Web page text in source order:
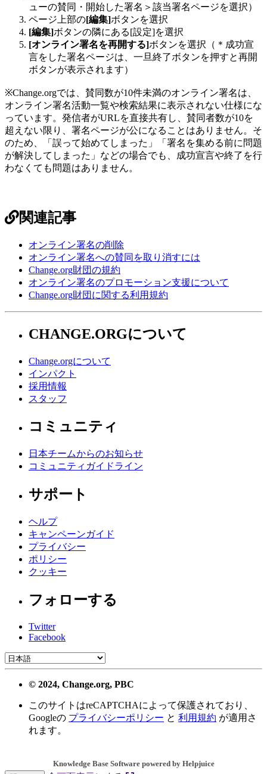
ュ ーの賛同 ・ 開始した署名 ＞ 該当署名ページを選択）
ページ 上部の[編集]ボタ ンを選択
[編集]ボタ ンの隣にある[設定]を選択
[オンライ ン署名を再開する]ボタ ンを選択 （ ＊ 成功宣
言を した署名ページは 一 旦終了ボタ ンを押すと再開
ボタ ンが表示されま す）
※Change.orgでは 賛同数が10件未満のオンライ ン署名は
オンライ ン署名活動一覧や検索結果に表示されない仕様にな
ってい ま す。 発信者がURLを直接共有し 賛同者数が10を
超 え ない限 り 署名ページが公になる こ と はあ り ま せん。 そ
のため 「 誤って始めて し ま った 」 「 署名 を集める前に 問題
が解決して し ま った 」 などの場合でも 成功宣言や終了 を行
わな く て も 問題はあ り ま せん。
関連記事
オンライン署名の削除
オンライン署名への賛同を取り消すには
Change.org財団の規約
オンライン署名のプロモーション支援について
Change.org財団に関する利用規約
CHANGE.ORGについて
Change.orgについて
インパクト
採用情報
スタッフ
コミュニティ
日本チームからのお知らせ
コミュニティガイドライン
サポート
ヘルプ
キャンペーンガイド
プライバシー
ポリシー
クッキー
フォローする
Twitter
Facebook
© 2024, Change.org, PBC
このサイトはreCAPTCHAによって保護されており、
Googleの プライバシーポリシー と 利用規約 が適用さ
れます。
Knowledge Base Software powered by Helpjuice